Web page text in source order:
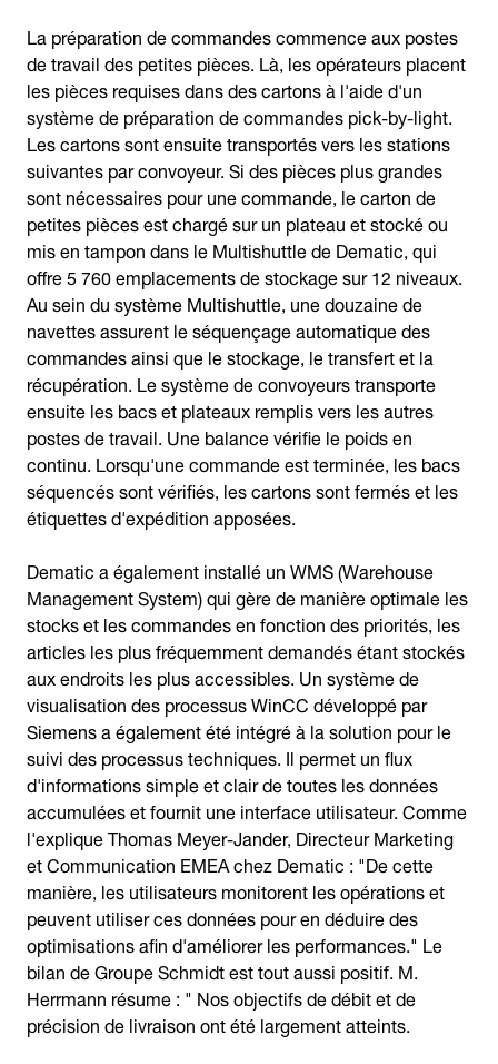
La préparation de commandes commence aux postes
de travail des petites pièces. Là, les opérateurs placent
les pièces requises dans des cartons à l'aide d'un
système de préparation de commandes pick-by-light.
Les cartons sont ensuite transportés vers les stations
suivantes par convoyeur. Si des pièces plus grandes
sont nécessaires pour une commande, le carton de
petites pièces est chargé sur un plateau et stocké ou
mis en tampon dans le Multishuttle de Dematic, qui
offre 5 760 emplacements de stockage sur 12 niveaux.
Au sein du système Multishuttle, une douzaine de
navettes assurent le séquençage automatique des
commandes ainsi que le stockage, le transfert et la
récupération. Le système de convoyeurs transporte
ensuite les bacs et plateaux remplis vers les autres
postes de travail. Une balance vérifie le poids en
continu. Lorsqu'une commande est terminée, les bacs
séquencés sont vérifiés, les cartons sont fermés et les
étiquettes d'expédition apposées.
Dematic a également installé un WMS (Warehouse
Management System) qui gère de manière optimale les
stocks et les commandes en fonction des priorités, les
articles les plus fréquemment demandés étant stockés
aux endroits les plus accessibles. Un système de
visualisation des processus WinCC développé par
Siemens a également été intégré à la solution pour le
suivi des processus techniques. Il permet un flux
d'informations simple et clair de toutes les données
accumulées et fournit une interface utilisateur. Comme
l'explique Thomas Meyer-Jander, Directeur Marketing
et Communication EMEA chez Dematic : "De cette
manière, les utilisateurs monitorent les opérations et
peuvent utiliser ces données pour en déduire des
optimisations afin d'améliorer les performances." Le
bilan de Groupe Schmidt est tout aussi positif. M.
Herrmann résume : " Nos objectifs de débit et de
précision de livraison ont été largement atteints.